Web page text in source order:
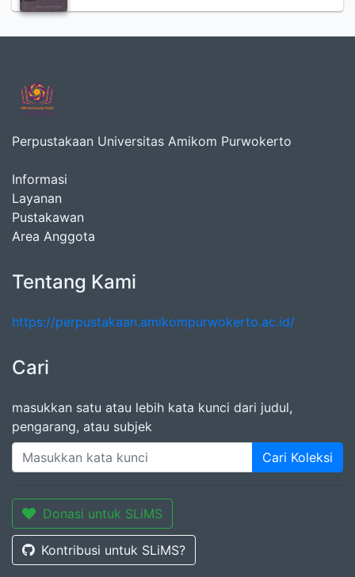
Perpustakaan Universitas Amikom Purwokerto
Informasi
Layanan
Pustakawan
Area Anggota
Tentang Kami
https://perpustakaan.amikompurwokerto.ac.id/
Cari
masukkan satu atau lebih kata kunci dari judul,
pengarang, atau subjek
Cari Koleksi
Donasi untuk SLiMS
Kontribusi untuk SLiMS?